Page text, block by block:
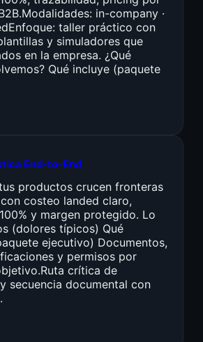
in-company ·
taller práctico con
y simuladores que
en la empresa. ¿Qué
Qué incluye (paquete
End-to-End
productos crucen fronteras
costeo landed claro,
y margen protegido. Lo
(dolores típicos) Qué
ejecutivo) Documentos,
y permisos por
crítica de
secuencia documental con